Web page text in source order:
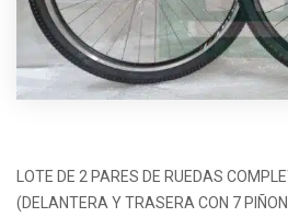
LOTE DE 2 PARES DE RUEDAS
(DELANTERA Y TRASERA CON 7